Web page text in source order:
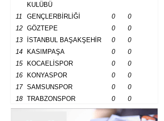
KULÜBÜ
11 GENÇLERBİRLİĞİ 0
0
12
GÖZTEPE 0
0
13
İSTANBUL BAŞAKŞEHİR 0
0
14
KASIMPAŞA 0
0
15
KOCAELİSPOR 0
0
16
KONYASPOR 0
0
17
SAMSUNSPOR 0
0
18
TRABZONSPOR 0 0